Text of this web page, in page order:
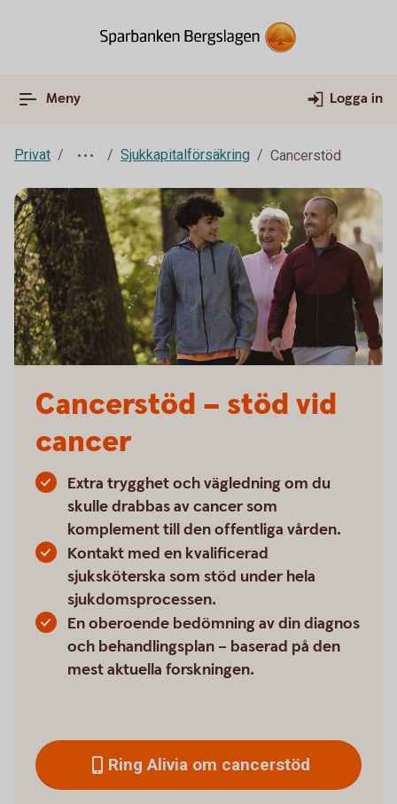
Meny Logga in
Privat Sjukkapitalförsäkring Cancerstöd
Cancerstöd – stöd vid
cancer
Extra trygghet och vägledning om du
skulle drabbas av cancer som
komplement till den offentliga vården.
Kontakt med en kvalificerad
sjuksköterska som stöd under hela
sjukdomsprocessen.
En oberoende bedömning av din diagnos
och behandlingsplan – baserad på den
mest aktuella forskningen.
Ring Alivia om cancerstöd